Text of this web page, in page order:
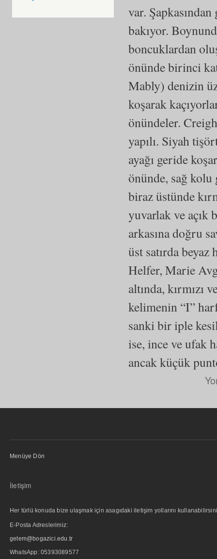
var.
bakıyor.
boncuklardan
önünde birinci
Mably) denizin
koşarak
önündeler.
yapılı. Siyah
ayağı geride
önünde, sağ kolu
biraz üstünde
yuvarlak ve açık
arkasına doğru
üst satırda
Helfer, Marie
altında, kırmızı
kelimenin “I”
sanki bir iple
ise, ince ve ufak
ancak küçük
Menüye Dön
İletişim
Her türlü konuda bize ulaşmak için asagıdaki iletişim yollarını
E-Posta Adreslerimiz:
getem@bogazici.edu.tr
WhatsApp: 05393089577